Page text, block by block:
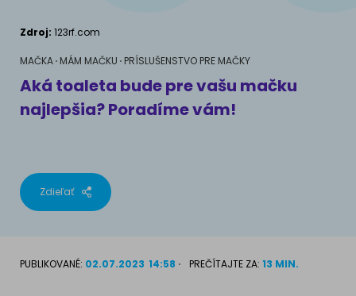
Správanie
Školenia
MÁM PSA
Život so psom
Doplnky pre psa
MAM MAČKU
Ako rozumieť mačke
Život s mačkou
Výchova mačky
Príslušenstvo pre mačky
PLEMENÁ MAČIEK
Zdroj: 123rf.com
MAČKA MÁM MAČKU PRÍSLUŠENSTVO PRE MAČKY
Aká toaleta bude pre vašu mačku
najlepšia? Poradíme vám!
Zdieľať
PUBLIKOVANÉ: 02.07.2023 14:58 PREČÍTAJTE ZA: 13 MIN.